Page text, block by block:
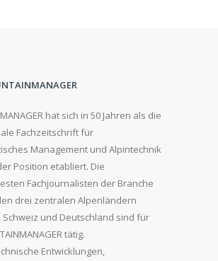
hat sich in 50 Jahren als die
Fachzeitschrift für
Management und Alpintechnik
Position etabliert. Die
Fachjournalisten der Branche
drei zentralen Alpenländern
Schweiz und Deutschland sind für
tätig.
Entwicklungen,